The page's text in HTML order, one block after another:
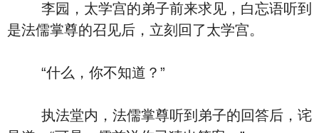
李园，太学宫的弟子前来求见，白忘语听到
是法儒掌尊的召见后，立刻回了太学宫。
“什么，你不知道？”
执法堂内，法儒掌尊听到弟子的回答后，诧